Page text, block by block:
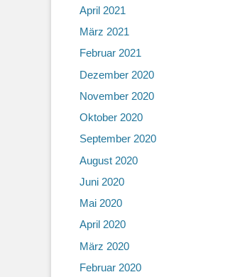
April 2021
März 2021
Februar 2021
Dezember 2020
November 2020
Oktober 2020
September 2020
August 2020
Juni 2020
Mai 2020
April 2020
März 2020
Februar 2020